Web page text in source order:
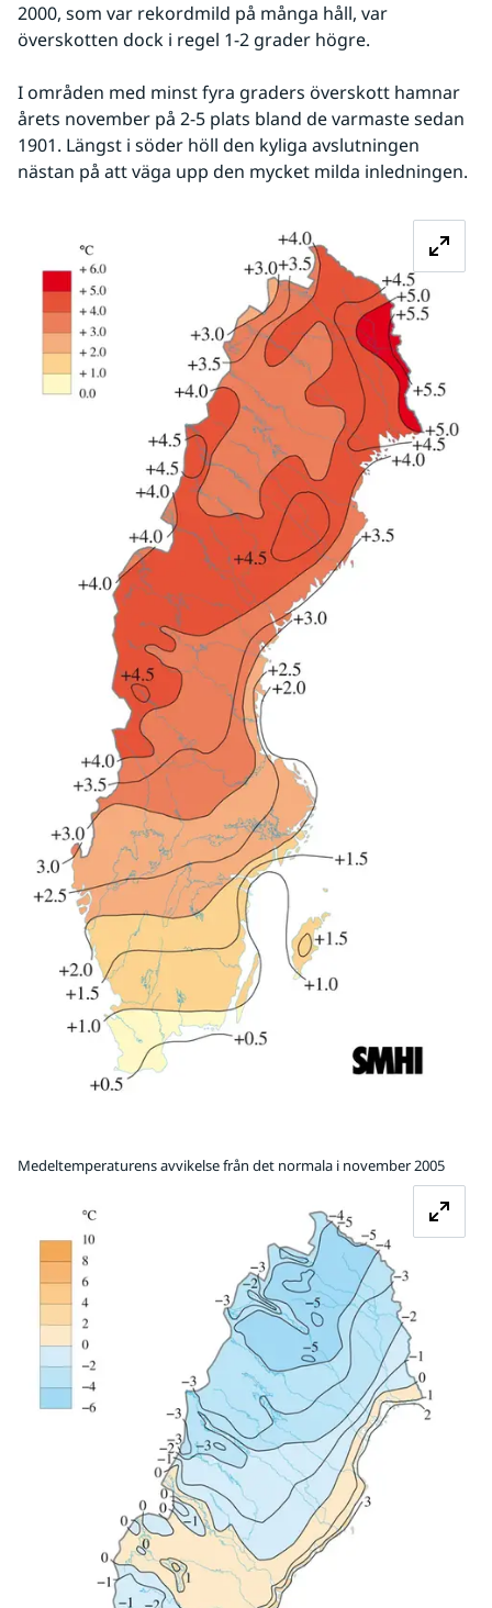
2000, som var rekordmild på många håll, var
överskotten dock i regel 1-2 grader högre.
I områden med minst fyra graders överskott hamnar
årets november på 2-5 plats bland de varmaste sedan
1901. Längst i söder höll den kyliga avslutningen
nästan på att väga upp den mycket milda inledningen.
Medeltemperaturens avvikelse från det normala i november 2005